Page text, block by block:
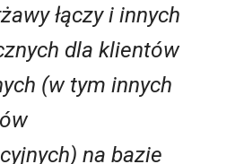
łączy i innych
dla klientów
(w tym innych
na bazie